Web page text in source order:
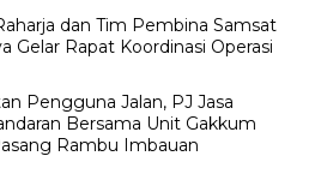
dan Tim Pembina Samsat
Gelar Rapat Koordinasi Operasi
Pengguna Jalan, PJ Jasa
Bersama Unit Gakkum
Rambu Imbauan